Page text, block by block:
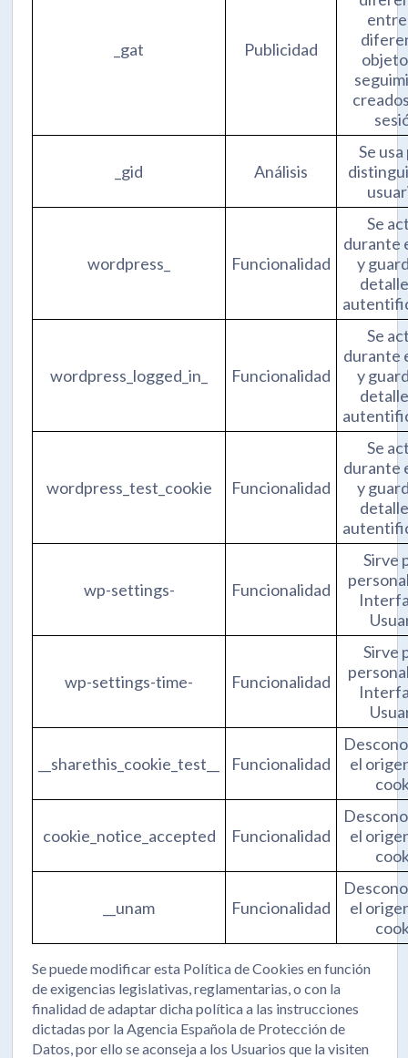
_gat Publicidad
_gid Análisis
Se
wordpress_ Funcionalidad
Se
durante
y
wordpress_logged_in_ Funcionalidad
Se
durante
y
wordpress_test_cookie Funcionalidad
Se
durante
y
wp-settings- Funcionalidad
Sirve
wp-settings-time- Funcionalidad
Sirve
__sharethis_cookie_test__ Funcionalidad
el
cookie_notice_accepted Funcionalidad
el
__unam Funcionalidad
el
Se puede modificar esta Política de Cookies en función
de exigencias legislativas, reglamentarias, o con la
finalidad de adaptar dicha política a las instrucciones
dictadas por la Agencia Española de Protección de
Datos, por ello se aconseja a los Usuarios que la visiten